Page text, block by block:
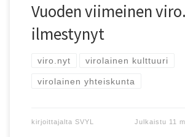
Vuoden viimeinen
ilmestynyt
viro.nyt virolainen kulttuuri
virolainen yhteiskunta
kirjoittajalta SVYL Julkaistu 11